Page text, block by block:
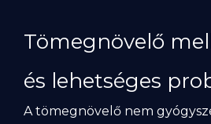
Tömegnövelő
és lehetséges
A tömegnövelő nem